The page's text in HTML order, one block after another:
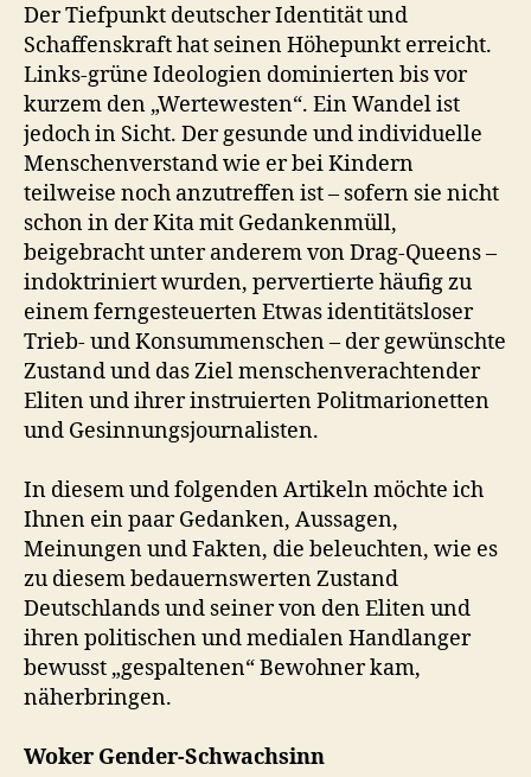
Der Tiefpunkt deutscher Identität und
Schaffenskraft hat seinen Höhepunkt erreicht.
Links-grüne Ideologien dominierten bis vor
kurzem den „Wertewesten“. Ein Wandel ist
jedoch in Sicht. Der gesunde und individuelle
Menschenverstand wie er bei Kindern
teilweise noch anzutreffen ist – sofern sie nicht
schon in der Kita mit Gedankenmüll,
beigebracht unter anderem von Drag-Queens –
indoktriniert wurden, pervertierte häufig zu
einem ferngesteuerten Etwas identitätsloser
Trieb- und Konsummenschen – der gewünschte
Zustand und das Ziel menschenverachtender
Eliten und ihrer instruierten Politmarionetten
und Gesinnungsjournalisten.
In diesem und folgenden Artikeln möchte ich
Ihnen ein paar Gedanken, Aussagen,
Meinungen und Fakten, die beleuchten, wie es
zu diesem bedauernswerten Zustand
Deutschlands und seiner von den Eliten und
ihren politischen und medialen Handlanger
bewusst „gespaltenen“ Bewohner kam,
näherbringen.
Woker Gender-Schwachsinn